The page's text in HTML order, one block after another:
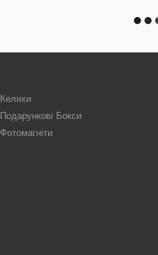
Келихи
Подарункові Бокси
Фотомагніти